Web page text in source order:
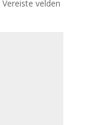
Vereiste velden